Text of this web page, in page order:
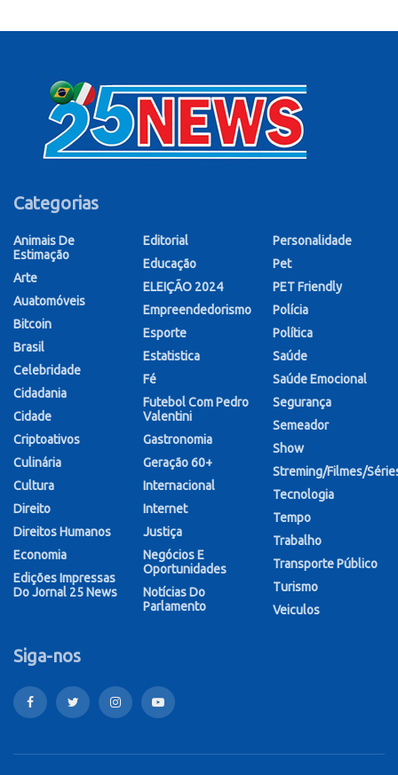
Categorias
Animais De
Estimação
Arte
Auatomóveis
Bitcoin
Brasil
Celebridade
Cidadania
Cidade
Criptoativos
Culinária
Cultura
Direito
Direitos Humanos
Economia
Edições Impressas
Do Jornal 25 News
Editorial
Educação
ELEIÇÃO 2024
Empreendedorismo
Esporte
Estatistica
Fé
Futebol Com Pedro
Valentini
Gastronomia
Geração 60+
Internacional
Internet
Justiça
Negócios E
Oportunidades
Notícias Do
Parlamento
Personalidade
Pet
PET Friendly
Polícia
Política
Saúde
Saúde Emocional
Segurança
Semeador
Show
Streming/Filmes/
Tecnologia
Tempo
Trabalho
Transporte Público
Turismo
Veiculos
Siga-nos